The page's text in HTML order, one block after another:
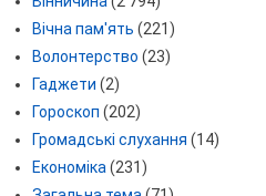
Вічна пам'ять (221)
Волонтерство (23)
Гаджети (2)
Гороскоп (202)
Громадські слухання (14)
Економіка (231)